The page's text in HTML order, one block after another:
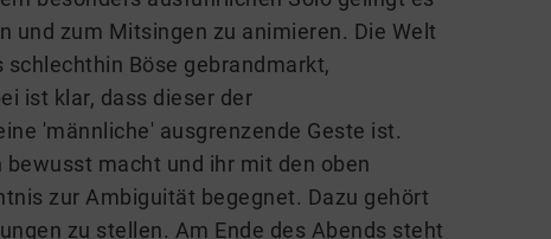
und zum Mitsingen zu animieren. Die Welt
Böse gebrandmarkt,
ist klar, dass dieser der
'männliche' ausgrenzende Geste ist.
macht und ihr mit den oben
zur Ambiguität begegnet. Dazu gehört
zu stellen. Am Ende des Abends steht